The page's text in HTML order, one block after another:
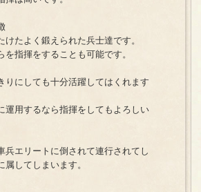
たよく鍛えられた兵士達です。
指揮をすることも可能です。
りにしても十分活躍してはくれます
運用するなら指揮をしてもよろしい
エリートに倒されて連行されてし
属してしまいます。